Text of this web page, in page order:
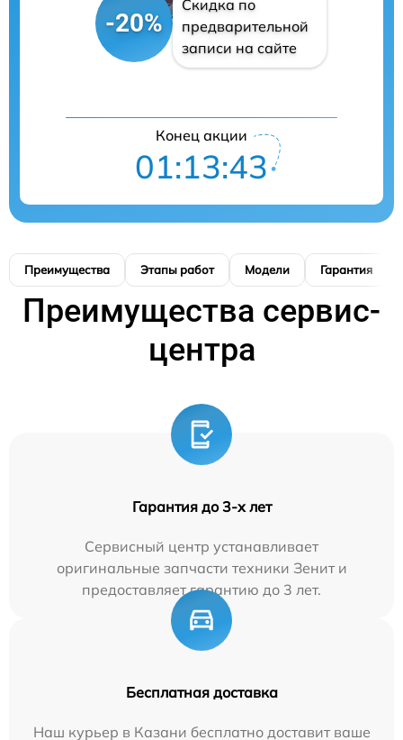
-20%
Скидка по
предварительной
записи на сайте
Конец акции
01:13:42
Преимущества Этапы работ Модели Гарантия
Преимущества сервис-
центра
Гарантия до 3-х лет
Сервисный центр устанавливает
оригинальные запчасти техники Зенит и
предоставляет гарантию до 3 лет.
Бесплатная доставка
Наш курьер в Казани бесплатно доставит ваше